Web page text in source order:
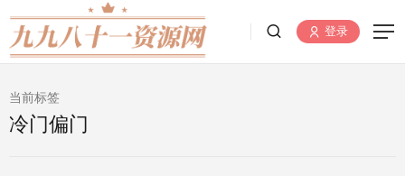
登录
当前标签
冷门偏门